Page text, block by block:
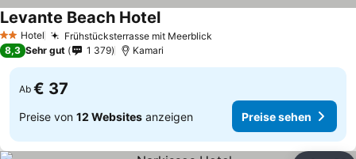
2 Sterne
Hotel Frühstücksterrasse mit Meerblick
Levante Beach Hotel
8,3 Sehr gut 1 379 Kamari
Ab € 37
Preise von 12 Websites anzeigen Preise sehen